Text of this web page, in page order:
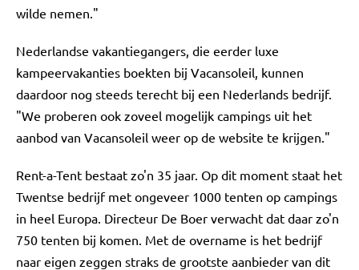
wilde nemen."
Nederlandse vakantiegangers, die eerder luxe
kampeervakanties boekten bij Vacansoleil, kunnen
daardoor nog steeds terecht bij een Nederlands bedrijf.
"We proberen ook zoveel mogelijk campings uit het
aanbod van Vacansoleil weer op de website te krijgen."
Rent-a-Tent bestaat zo'n 35 jaar. Op dit moment staat het
Twentse bedrijf met ongeveer 1000 tenten op campings
in heel Europa. Directeur De Boer verwacht dat daar zo'n
750 tenten bij komen. Met de overname is het bedrijf
naar eigen zeggen straks de grootste aanbieder van dit